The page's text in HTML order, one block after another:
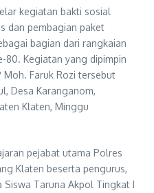
kegiatan bakti sosial
dan pembagian paket
bagian dari rangkaian
80. Kegiatan yang dipimpin
Faruk Rozi tersebut
Desa Karanganom,
Klaten, Minggu
pejabat utama Polres
Klaten beserta pengurus,
Siswa Taruna Akpol Tingkat I